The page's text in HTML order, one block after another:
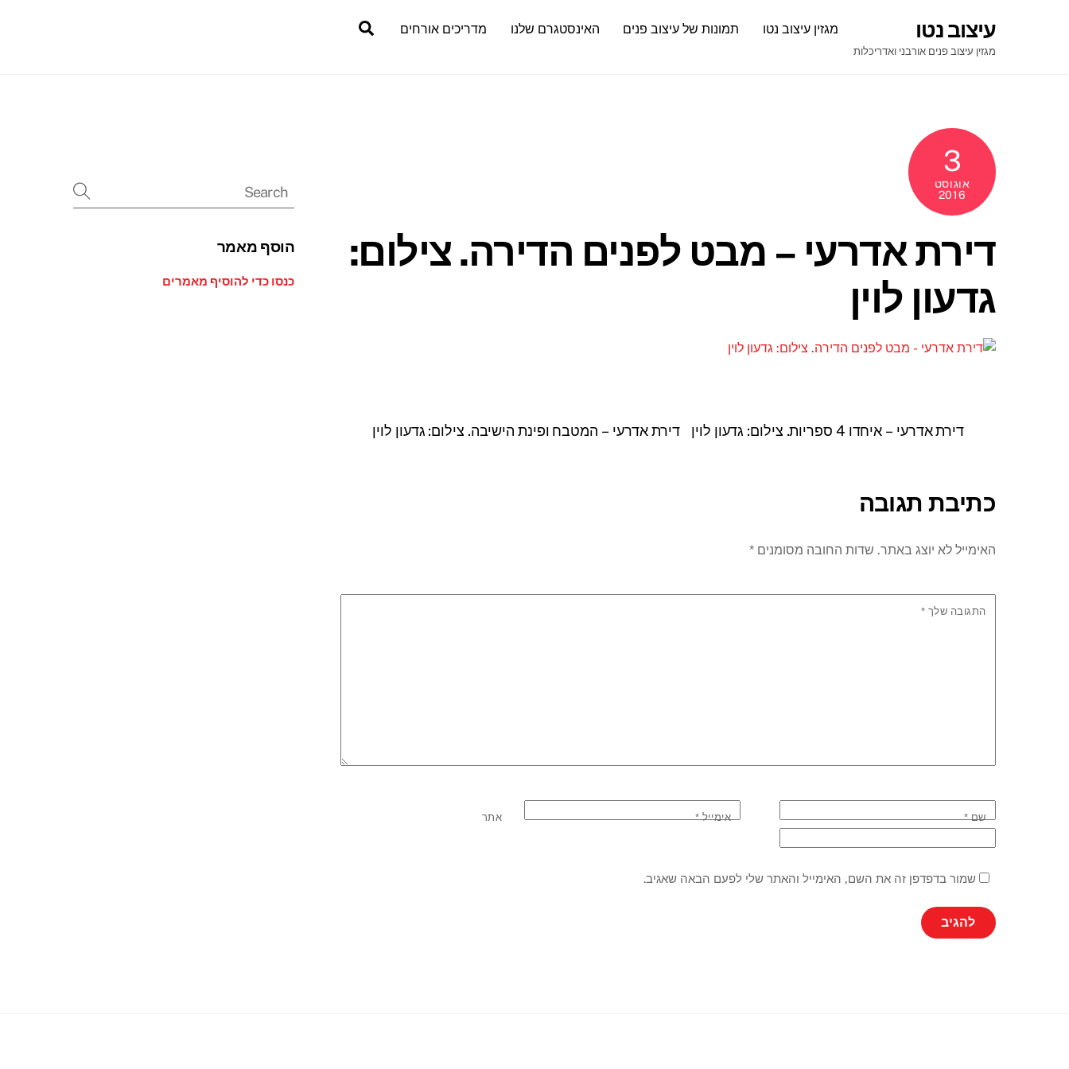
עיצוב נטו
מגזין עיצוב פנים אורבני ואדריכלות
Search מגזין עיצוב נטו תמונות של עיצוב פנים האינסטגרם שלנו מדריכים אורחים
3
אוגוסט
2016
דירת אדרעי – מבט לפנים הדירה. צילום:
גדעון לוין
דירת אדרעי – איחדו 4 ספריות. צילום: גדעון לוין דירת אדרעי – המטבח ופינת הישיבה. צילום: גדעון לוין
כתיבת תגובה
האימייל לא יוצג באתר. שדות החובה מסומנים *
התגובה שלך *
שם* אימייל* אתר
שמור בדפדפן זה את השם, האימייל והאתר שלי לפעם הבאה שאגיב.
הוסף מאמר
כנסו כדי להוסיף מאמרים